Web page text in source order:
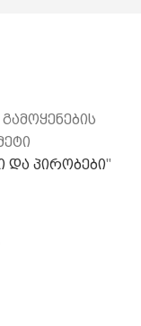
და პირობები"